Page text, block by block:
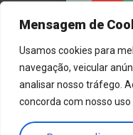
Mensagem de
Usamos cookies para
navegação, veicular
analisar nosso tráfego.
concorda com nosso uso
Ao
cite a